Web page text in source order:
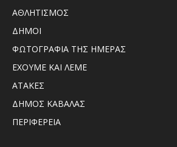
ΑΘΛΗΤΙΣΜΟΣ
ΔΗΜΟΙ
ΦΩΤΟΓΡΑΦΙΑ ΤΗΣ ΗΜΕΡΑΣ
ΕΧΟΥΜΕ ΚΑΙ ΛΕΜΕ
ΑΤΑΚΕΣ
ΔΗΜΟΣ ΚΑΒΑΛΑΣ
ΠΕΡΙΦΕΡΕΙΑ